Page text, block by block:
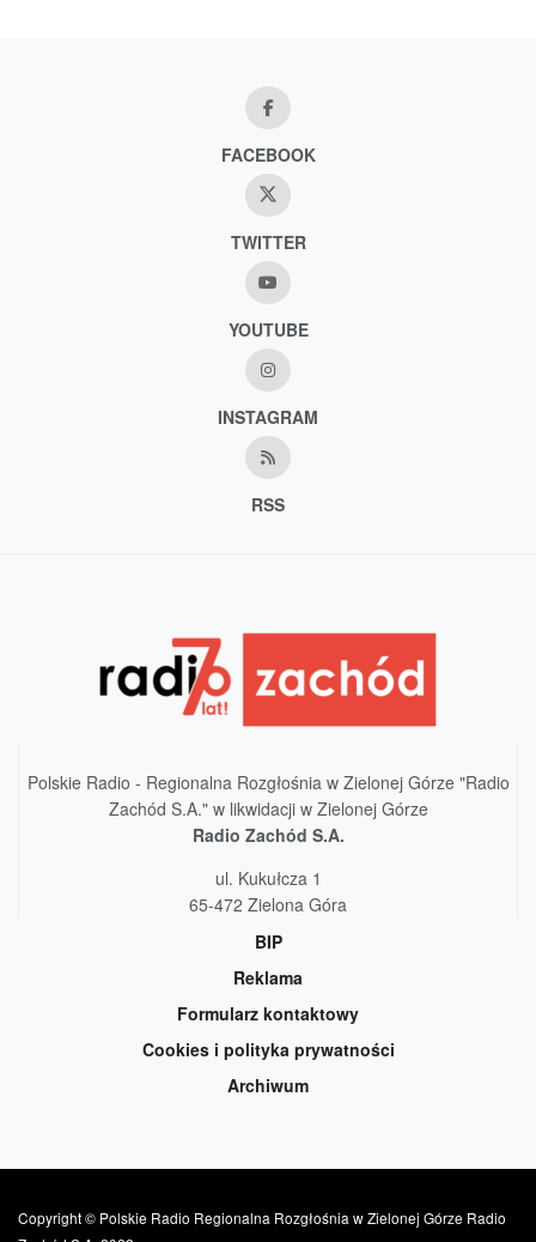
FACEBOOK
TWITTER
YOUTUBE
INSTAGRAM
RSS
Polskie Radio - Regionalna Rozgłośnia w Zielonej Górze "Radio
Zachód S.A." w likwidacji w Zielonej Górze
Radio Zachód S.A.
ul. Kukułcza 1
65-472 Zielona Góra
BIP
Reklama
Formularz kontaktowy
Cookies i polityka prywatności
Archiwum
Copyright © Polskie Radio Regionalna Rozgłośnia w Zielonej Górze Radio